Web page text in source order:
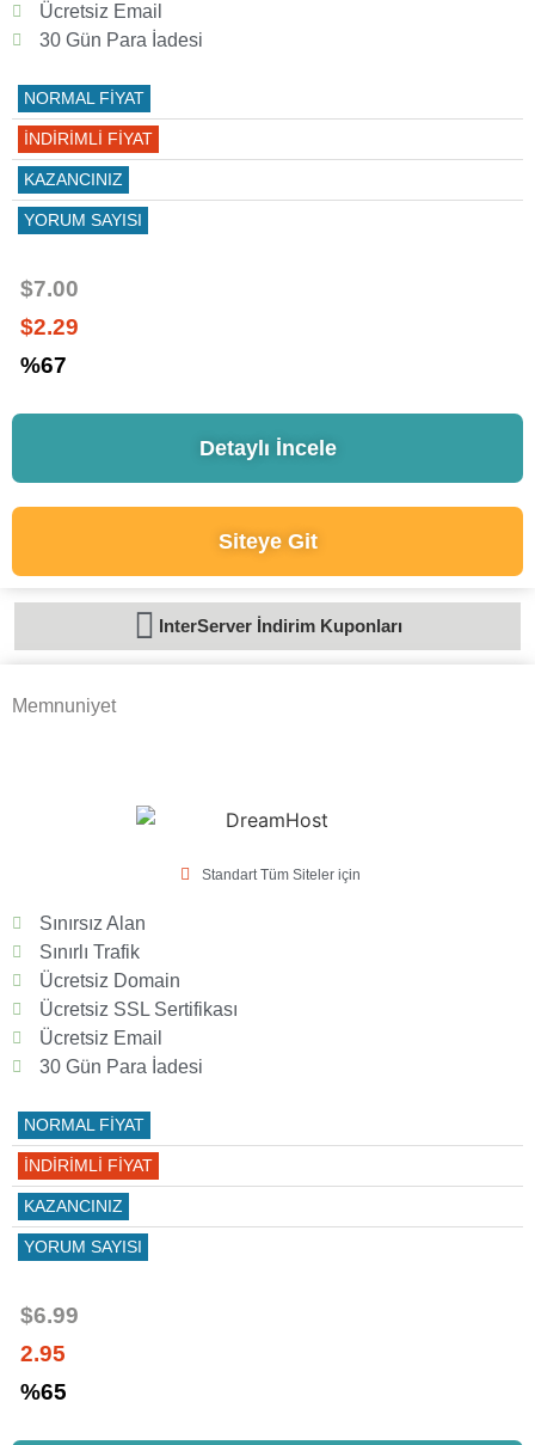
Ücretsiz Email
30 Gün Para İadesi
NORMAL FİYAT
İNDİRİMLİ FİYAT
KAZANCINIZ
YORUM SAYISI
$7.00
$2.29
%67
Detaylı İncele
Siteye Git
InterServer İndirim Kuponları
Memnuniyet
Standart Tüm Siteler için
Sınırsız Alan
Sınırlı Trafik
Ücretsiz Domain
Ücretsiz SSL Sertifikası
Ücretsiz Email
30 Gün Para İadesi
NORMAL FİYAT
İNDİRİMLİ FİYAT
KAZANCINIZ
YORUM SAYISI
$6.99
2.95
%65